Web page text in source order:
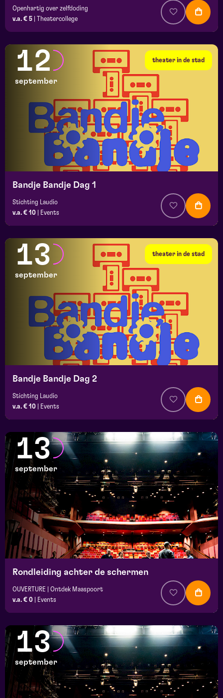
Openhartig over zelfdoding
v.a. € 5
Theatercollege
theater in de stad
12
september
Bandje Bandje Dag 1
Stichting Laudio
v.a. € 10
Events
theater in de stad
13
september
Bandje Bandje Dag 2
Stichting Laudio
v.a. € 10
Events
13
september
Rondleiding achter de schermen
OUVERTURE | Ontdek Maaspoort
v.a. € 0
Events
13
september